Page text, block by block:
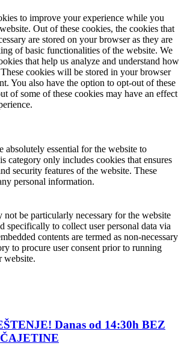
to improve your experience while you
Out of these cookies, the cookies that
are stored on your browser as they are
of basic functionalities of the website. We
that help us analyze and understand how
cookies will be stored in your browser
You also have the option to opt-out of these
of some of these cookies may have an effect
absolutely essential for the website to
category only includes cookies that ensures
security features of the website. These
personal information.
not be particularly necessary for the website
specifically to collect user personal data via
contents are termed as non-necessary
to procure user consent prior to running
website.
Danas od 14:30h BEZ